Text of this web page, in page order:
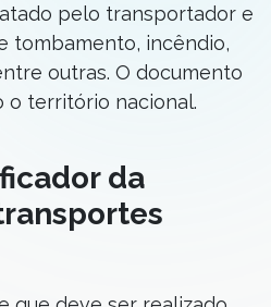
pelo transportador e
tombamento, incêndio,
outras. O documento
o território nacional.
da